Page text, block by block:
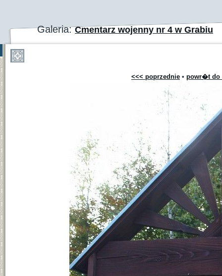
Galeria:Cmentarz wojenny nr 4 w Grabiu
<<< poprzednie • powr�t do